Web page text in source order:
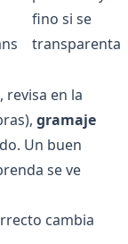
fino si se
transparenta
revisa en la
gramaje
Un buen
se ve
cambia